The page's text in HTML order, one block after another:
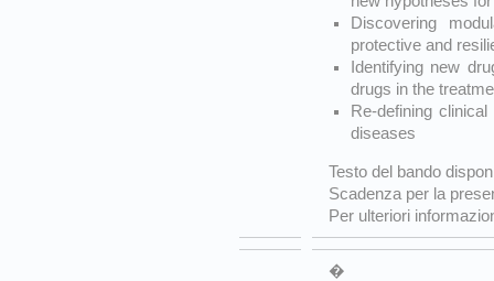
Discovering
protective and
Identifying new
drugs in the
Re-defining
diseases
Testo del bando
Scadenza per la
Per ulteriori
�